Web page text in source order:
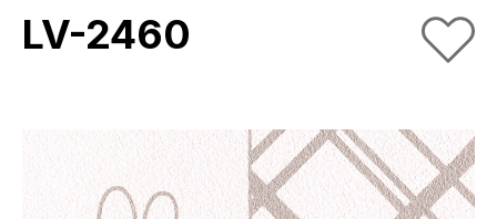
お気に入り
商品を探す
商品を探す トップ
LV-2460